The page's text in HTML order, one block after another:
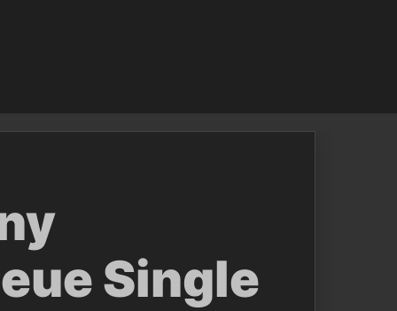
Single